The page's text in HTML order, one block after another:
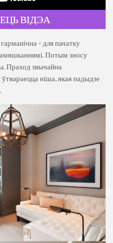
ВІДЭА
- для пачатку
Потым зносу
Праход звычайна
ніша, якая падыдзе